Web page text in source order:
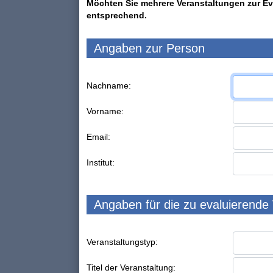
Möchten Sie mehrere Veranstaltungen zur
entsprechend.
Angaben zur Person
Nachname:
Vorname:
Email:
Institut:
Angaben für die zu evaluierende
Veranstaltungstyp:
Titel der Veranstaltung: